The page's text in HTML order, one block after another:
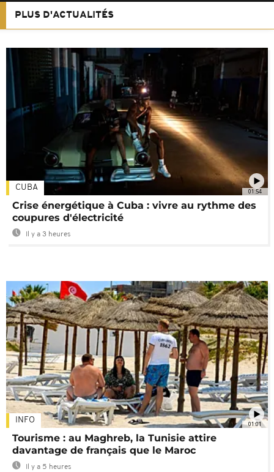
PLUS D'ACTUALITÉS
01:54
CUBA
Crise énergétique à Cuba : vivre au rythme des
coupures d'électricité
Il y a 3 heures
01:01
INFO
Tourisme : au Maghreb, la Tunisie attire
davantage de français que le Maroc
Il y a 5 heures